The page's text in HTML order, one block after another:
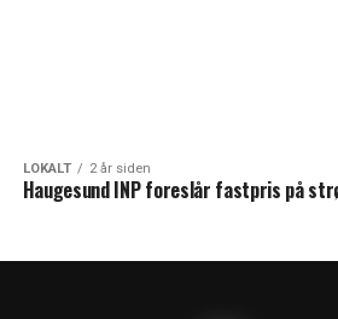
LOKALT 2 år siden
Haugesund INP foreslår fastpris på